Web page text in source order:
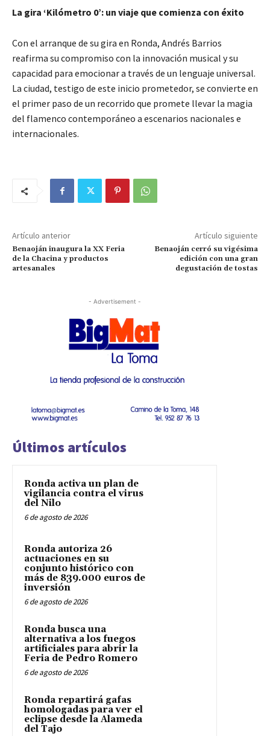
La gira ‘Kilómetro 0’: un viaje que comienza con éxito
Con el arranque de su gira en Ronda, Andrés Barrios
reafirma su compromiso con la innovación musical y su
capacidad para emocionar a través de un lenguaje universal.
La ciudad, testigo de este inicio prometedor, se convierte en
el primer paso de un recorrido que promete llevar la magia
del flamenco contemporáneo a escenarios nacionales e
internacionales.
Artículo anterior
Benaoján inaugura la XX Feria
de la Chacina y productos
artesanales
Artículo siguiente
Benaoján cerró su vigésima
edición con una gran
degustación de tostas
- Advertisement -
Últimos artículos
Ronda activa un plan de
vigilancia contra el virus
del Nilo
6 de agosto de 2026
Ronda autoriza 26
actuaciones en su
conjunto histórico con
más de 839.000 euros de
inversión
6 de agosto de 2026
Ronda busca una
alternativa a los fuegos
artificiales para abrir la
Feria de Pedro Romero
6 de agosto de 2026
Ronda repartirá gafas
homologadas para ver el
eclipse desde la Alameda
del Tajo